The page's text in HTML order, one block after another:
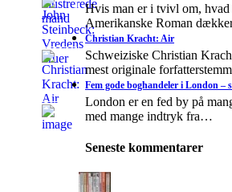
Hvis man er i tvivl om, hvad
Amerikanske Roman
Christian Kracht: Air
Schweiziske Christian
mest originale
Fem gode boghandeler i London –
London er en fed by på
med mange indtryk fra…
Seneste kommentarer